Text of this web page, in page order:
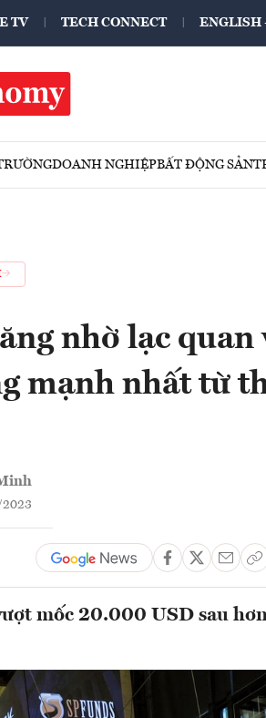
TV TECH CONNECT ENGLISH
DOANH NGHIỆPBẤT ĐỘNG SẢN
nhờ lạc quan
mạnh nhất từ
2023
mốc 20.000 USD sau